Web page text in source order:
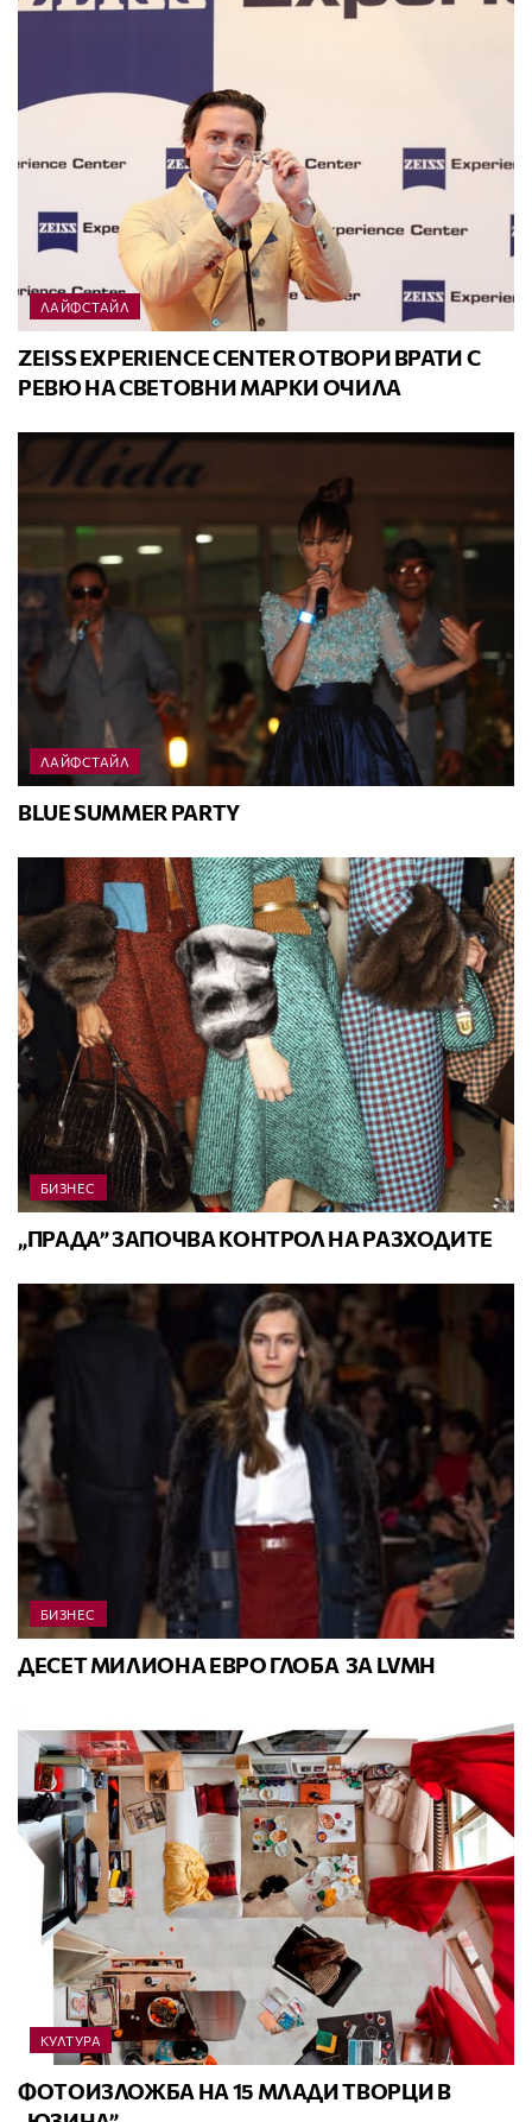
ЛАЙФСТАЙЛ
ZEISS EXPERIENCE CENTER ОТВОРИ ВРАТИ С
РЕВЮ НА СВЕТОВНИ МАРКИ ОЧИЛА
ЛАЙФСТАЙЛ
BLUE SUMMER PARTY
БИЗНЕС
„ПРАДА” ЗАПОЧВА КОНТРОЛ НА РАЗХОДИТЕ
БИЗНЕС
ДЕСЕТ МИЛИОНА ЕВРО ГЛОБА ЗА LVMH
КУЛТУРА
ФОТОИЗЛОЖБА НА 15 МЛАДИ ТВОРЦИ В